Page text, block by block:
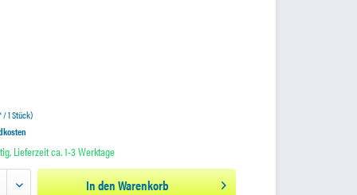
/ 1 Stück)
Lieferzeit ca. 1-3 Werktage
In denWarenkorb